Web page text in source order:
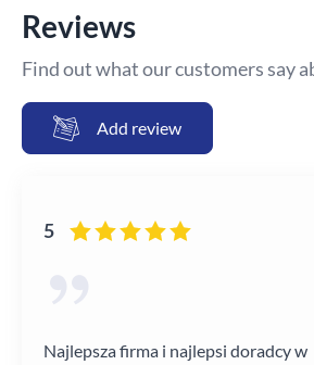
Reviews
Find out what our customers say
Add review
5
Najlepsza firma i najlepsi doradcy w